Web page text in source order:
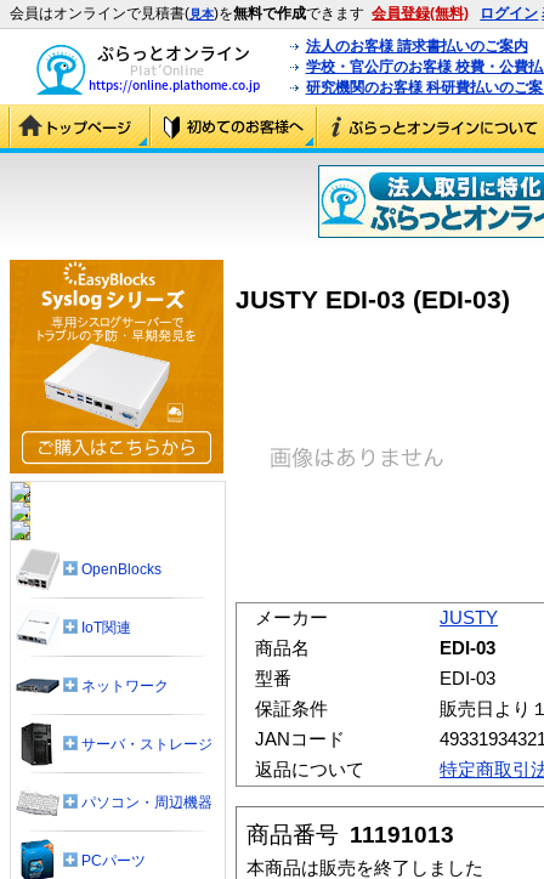
会員はオンラインで見積書(見本)を無料で作成できます 会員登録(無料) ログイン
法人のお客様 請求書払いのご案内
学校・官公庁のお客様 校費・公費
研究機関のお客様 科研費払いのご
JUSTY EDI-03 (EDI-03)
メーカー
JUSTY
商品名
EDI-03
型番
EDI-03
保証条件
販売日より
JANコード
返品について
特定商取引
商品番号 11191013
本商品は販売を終了しました
OpenBlocks
IoT関連
ネットワーク
サーバ・ストレージ
パソコン・周辺機器
PCパーツ